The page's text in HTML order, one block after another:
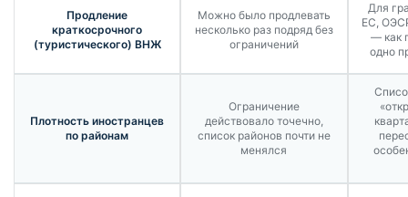
Продление
краткосрочного
(туристического) ВНЖ
Можно было продлевать
несколько раз подряд без
ограничений
Для
ЕС,
— как
одно
Плотность иностранцев
по районам
Ограничение
действовало точечно,
список районов почти не
менялся